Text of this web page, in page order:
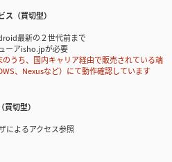
（買切型）
最新の２世代前まで
ーアisho.jpが必要
うち、国内キャリア経由で販売されている端
、Nexusなど）にて動作確認しています
切型）
によるアクセス参照